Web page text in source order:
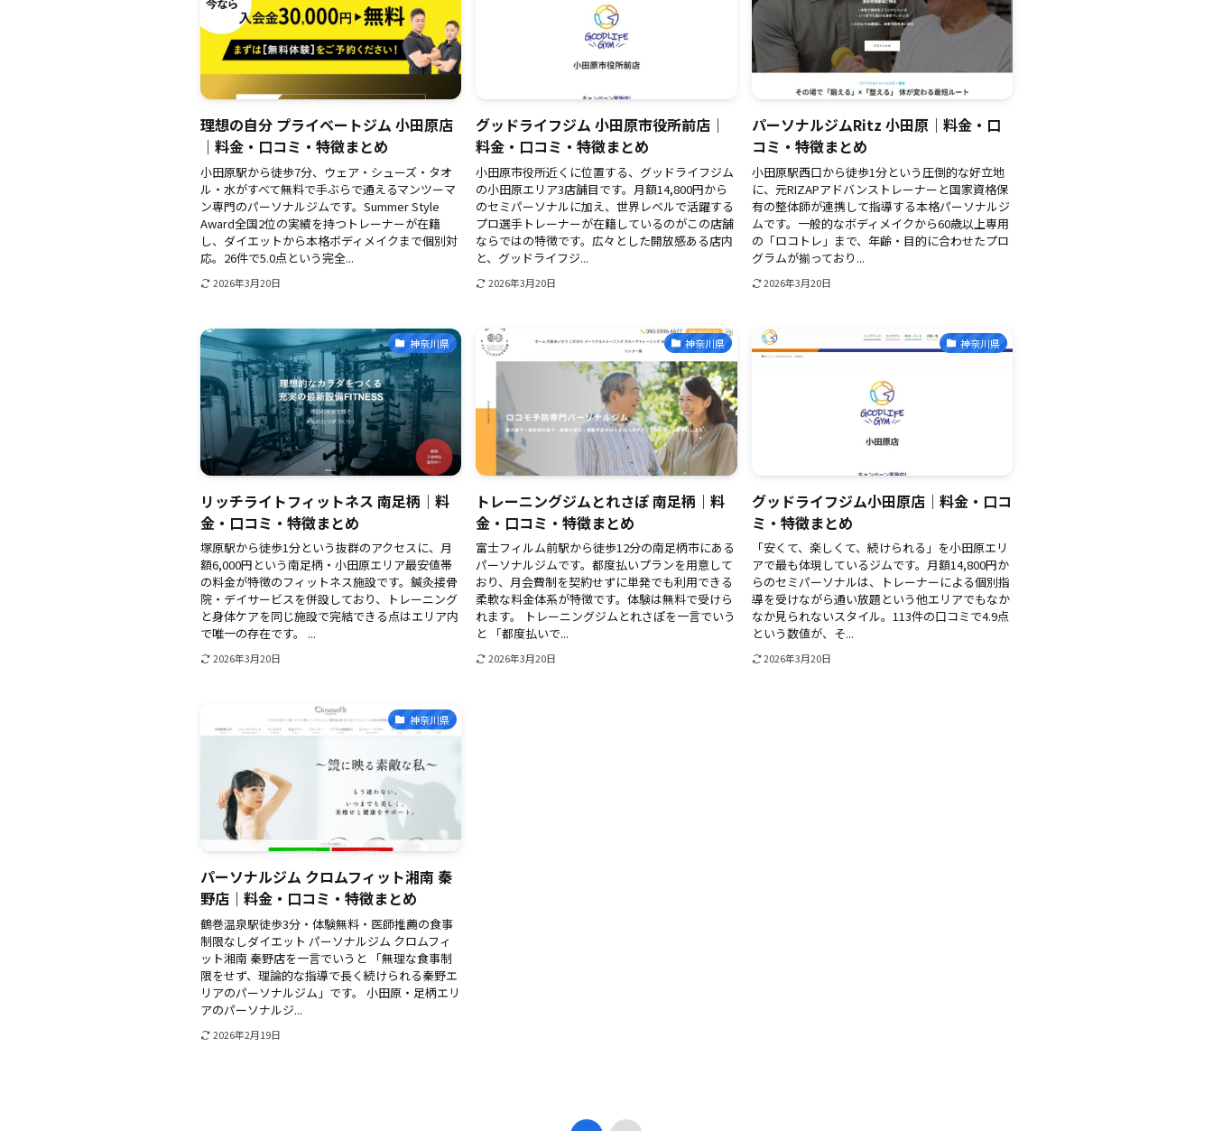
理想の自分 プライベートジム 小田原店
｜料金・口コミ・特徴まとめ
小田原駅から徒歩7分、ウェア・シューズ・タオ
ル・水がすべて無料で手ぶらで通えるマンツーマ
ン専門のパーソナルジムです。Summer Style
Award全国2位の実績を持つトレーナーが在籍
し、ダイエットから本格ボディメイクまで個別対
応。26件で5.0点という完全...
2026年3月20日
グッドライフジム 小田原市役所前店｜
料金・口コミ・特徴まとめ
小田原市役所近くに位置する、グッドライフジム
の小田原エリア3店舗目です。月額14,800円から
のセミパーソナルに加え、世界レベルで活躍する
プロ選手トレーナーが在籍しているのがこの店舗
ならではの特徴です。広々とした開放感ある店内
と、グッドライフジ...
2026年3月20日
パーソナルジムRitz 小田原｜料金・口
コミ・特徴まとめ
小田原駅西口から徒歩1分という圧倒的な好立地
に、元RIZAPアドバンストレーナーと国家資格保
有の整体師が連携して指導する本格パーソナルジ
ムです。一般的なボディメイクから60歳以上専用
の「ロコトレ」まで、年齢・目的に合わせたプロ
グラムが揃っており...
2026年3月20日
神奈川県
リッチライトフィットネス 南足柄｜料
金・口コミ・特徴まとめ
塚原駅から徒歩1分という抜群のアクセスに、月
額6,000円という南足柄・小田原エリア最安値帯
の料金が特徴のフィットネス施設です。鍼灸接骨
院・デイサービスを併設しており、トレーニング
と身体ケアを同じ施設で完結できる点はエリア内
で唯一の存在です。 ...
2026年3月20日
神奈川県
トレーニングジムとれさぽ 南足柄｜料
金・口コミ・特徴まとめ
富士フィルム前駅から徒歩12分の南足柄市にある
パーソナルジムです。都度払いプランを用意して
おり、月会費制を契約せずに単発でも利用できる
柔軟な料金体系が特徴です。体験は無料で受けら
れます。 トレーニングジムとれさぽを一言でいう
と 「都度払いで...
2026年3月20日
神奈川県
グッドライフジム小田原店｜料金・口コ
ミ・特徴まとめ
「安くて、楽しくて、続けられる」を小田原エリ
アで最も体現しているジムです。月額14,800円か
らのセミパーソナルは、トレーナーによる個別指
導を受けながら通い放題という他エリアでもなか
なか見られないスタイル。113件の口コミで4.9点
という数値が、そ...
2026年3月20日
神奈川県
パーソナルジム クロムフィット湘南 秦
野店｜料金・口コミ・特徴まとめ
鶴巻温泉駅徒歩3分・体験無料・医師推薦の食事
制限なしダイエット パーソナルジム クロムフィ
ット湘南 秦野店を一言でいうと 「無理な食事制
限をせず、理論的な指導で長く続けられる秦野エ
リアのパーソナルジム」です。 小田原・足柄エリ
アのパーソナルジ...
2026年2月19日